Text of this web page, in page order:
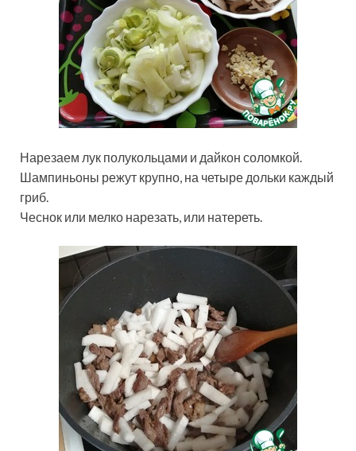
Нарезаем лук полукольцами и дайкон соломкой.
Шампиньоны режут крупно, на четыре дольки каждый
гриб.
Чеснок или мелко нарезать, или натереть.